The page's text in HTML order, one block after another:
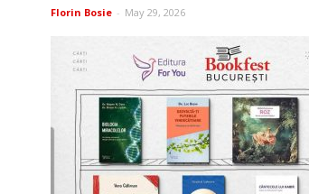
Florin Bosie - May 29, 2026